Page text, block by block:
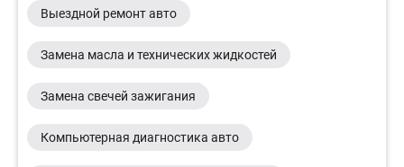
Выездной ремонт авто
Замена масла и технических жидкостей
Замена свечей зажигания
Компьютерная диагностика авто